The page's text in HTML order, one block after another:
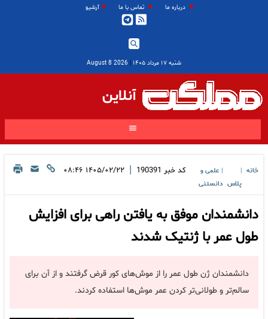
درباره ما تماس با ما آرشیو
شنبه ۱۷ مرداد ۱۴۰۵ |
2026 August 8
آنلاین
خانه
پلاس
علمی و
دانستنی
کد خبر 190391
| ۱۴۰۵/۰۲/۲۲ ۰۸:۴۶
دانشمندان موفق به یافتن راهی برای افزایش
طول عمر با ژنتیک شدند
دانشمندان ژن طول عمر را از موش‌های کور قرض گرفتند و از آن برای
سالم‌تر و طولانی‌تر کردن عمر موش‌ها استفاده کردند.